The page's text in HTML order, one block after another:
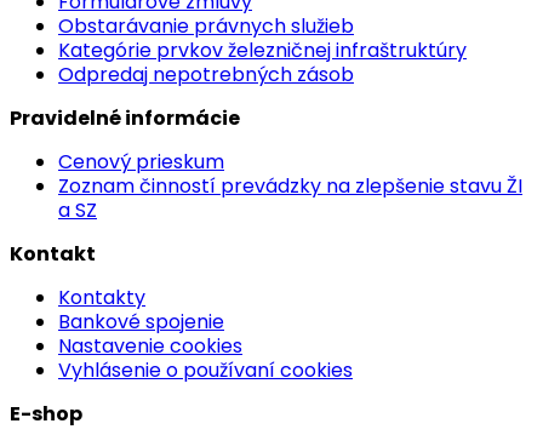
Obstarávanie právnych služieb
Kategórie prvkov železničnej infraštruktúry
Odpredaj nepotrebných zásob
Pravidelné informácie
Cenový prieskum
Zoznam činností prevádzky na zlepšenie stavu ŽI
a SZ
Kontakt
Kontakty
Bankové spojenie
Nastavenie cookies
Vyhlásenie o používaní cookies
E-shop